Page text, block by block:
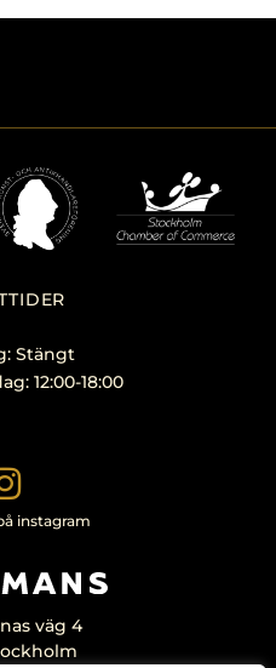
väg 4
Stängt
12:00-18:00
instagram